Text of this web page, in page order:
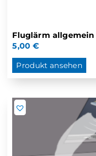
Fluglärm allgemein
5,00€
Produkt ansehen